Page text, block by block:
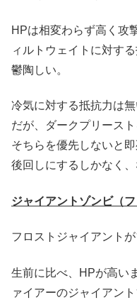
HPは相変わらず高く攻
ィルトウェイトに対す
鬱陶しい。
冷気に対する抵抗力は
だが、ダークプリース
そちらを優先しないと
後回しにするしかなく、
ジャイアントゾンビ（フ
フロストジャイアント
生前に比べ、HPが高い
ァイアーのジャイアン